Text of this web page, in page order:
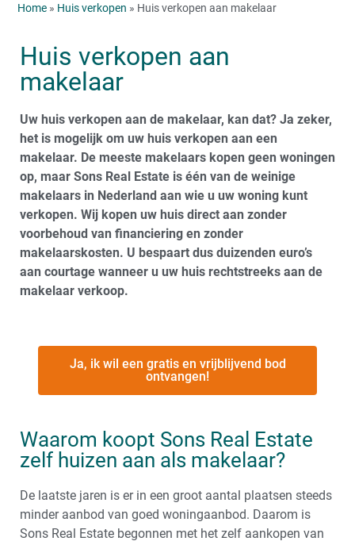
Home » Huis verkopen » Huis verkopen aan makelaar
Huis verkopen aan
makelaar
Uw huis verkopen aan de makelaar, kan dat? Ja zeker,
het is mogelijk om uw huis verkopen aan een
makelaar. De meeste makelaars kopen geen woningen
op, maar Sons Real Estate is één van de weinige
makelaars in Nederland aan wie u uw woning kunt
verkopen. Wij kopen uw huis direct aan zonder
voorbehoud van financiering en zonder
makelaarskosten. U bespaart dus duizenden euro’s
aan courtage wanneer u uw huis rechtstreeks aan de
makelaar verkoop.
Ja, ik wil een gratis en vrijblijvend bod
ontvangen!
Waarom koopt Sons Real Estate
zelf huizen aan als makelaar?
De laatste jaren is er in een groot aantal plaatsen steeds
minder aanbod van goed woningaanbod. Daarom is
Sons Real Estate begonnen met het zelf aankopen van